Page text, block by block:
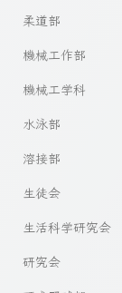
柔道部
機械工作部
機械工学科
水泳部
溶接部
生徒会
生活科学研究会
研究会